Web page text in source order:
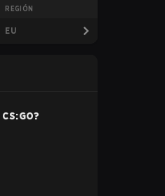
REGIÓN
EU
CS:GO?